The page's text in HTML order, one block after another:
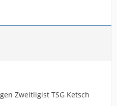
Zweitligist TSG Ketsch